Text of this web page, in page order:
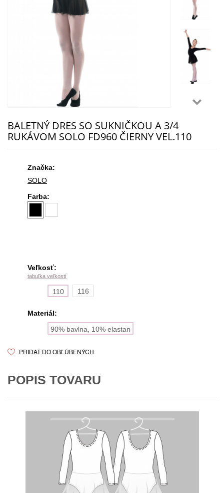
BALETNÝ DRES SO SUKNIČKOU A 3/4
RUKÁVOM SOLO FD960 ČIERNY VEL.110
Značka:
SOLO
Farba:
Veľkosť:
tabuľka veľkostí
110 116
Materiál:
90% bavlna, 10% elastan
PRIDAŤ DO OBĽÚBENÝCH
POPIS TOVARU